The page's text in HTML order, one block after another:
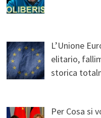
L’Unione
elitario,
storica
Per Cosa si